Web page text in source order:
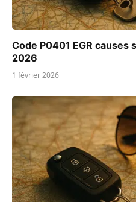
Code P0401 EGR
2026
1 février 2026